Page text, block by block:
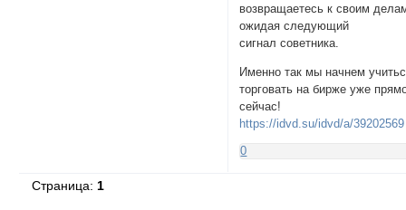
возвращаетесь к своим
ожидая следующий
сигнал советника.
Именно так мы начнем
торговать на бирже уже
сейчас!
https://idvd.su/idvd/a/39202569
0
Страница:1